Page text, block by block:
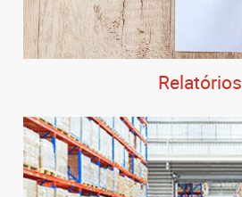
Relatórios